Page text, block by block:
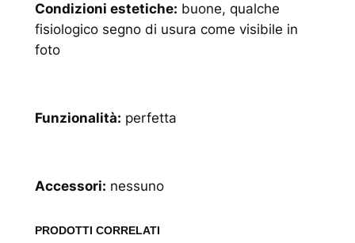
Condizioni estetiche: buone, qualche
fisiologico segno di usura come visibile in
foto
Funzionalità: perfetta
Accessori: nessuno
PRODOTTI CORRELATI